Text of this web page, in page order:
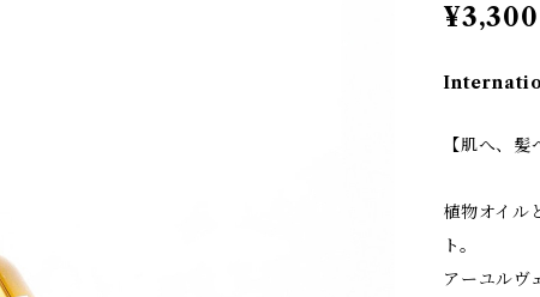
¥3,300
【肌へ、
植物オイル
ト。
アーユルヴ